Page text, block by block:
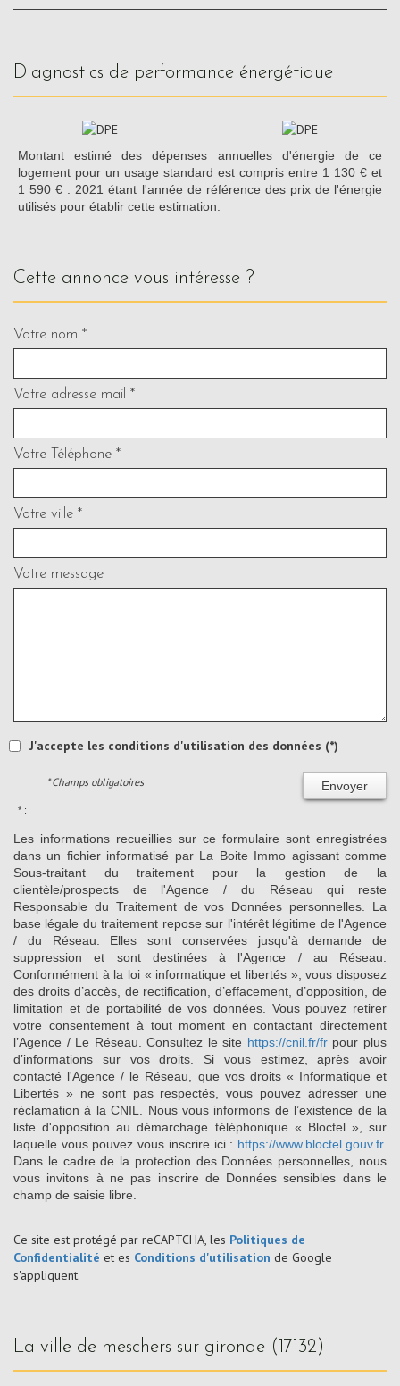
diagnostics de performance énergétique
Montant estimé des dépenses annuelles d'énergie de ce
logement pour un usage standard est compris entre 1 130 € et
1 590 € . 2021 étant l'année de référence des prix de l'énergie
utilisés pour établir cette estimation.
cette annonce vous intéresse ?
Votre nom *
Votre adresse mail *
Votre Téléphone *
Votre ville *
Votre message
J'accepte les conditions d'utilisation des données (*)
Envoyer
* Champs obligatoires
* :
Les informations recueillies sur ce formulaire sont enregistrées
dans un fichier informatisé par La Boite Immo agissant comme
Sous-traitant du traitement pour la gestion de la
clientèle/prospects de l'Agence / du Réseau qui reste
Responsable du Traitement de vos Données personnelles. La
base légale du traitement repose sur l'intérêt légitime de l'Agence
/ du Réseau. Elles sont conservées jusqu'à demande de
suppression et sont destinées à l'Agence / au Réseau.
Conformément à la loi « informatique et libertés », vous disposez
des droits d’accès, de rectification, d’effacement, d’opposition, de
limitation et de portabilité de vos données. Vous pouvez retirer
votre consentement à tout moment en contactant directement
l’Agence / Le Réseau. Consultez le site https://cnil.fr/frpour plus
d’informations sur vos droits. Si vous estimez, après avoir
contacté l'Agence / le Réseau, que vos droits « Informatique et
Libertés » ne sont pas respectés, vous pouvez adresser une
réclamation à la CNIL. Nous vous informons de l’existence de la
liste d'opposition au démarchage téléphonique « Bloctel », sur
laquelle vous pouvez vous inscrire ici : https://www.bloctel.gouv.fr.
Dans le cadre de la protection des Données personnelles, nous
vous invitons à ne pas inscrire de Données sensibles dans le
champ de saisie libre.
Ce site est protégé par reCAPTCHA, les Politiques de
Confidentialité et es Conditions d'utilisation de Google
s'appliquent.
la ville de meschers-sur-gironde (17132)